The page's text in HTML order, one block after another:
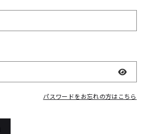
表示
パスワードをお忘れの方はこちら